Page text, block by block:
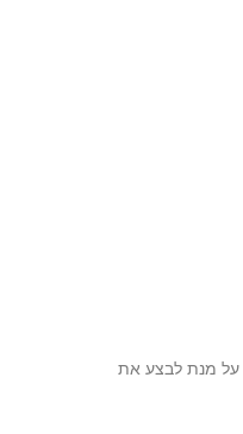
על מנת לבצע את